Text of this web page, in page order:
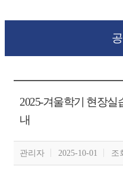
2025-겨울학기 현장
내
관리자 2025-10-01 조